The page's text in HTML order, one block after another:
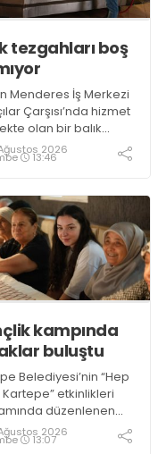
tezgahları boş
Menderes İş Merkezi
Çarşısı’nda hizmet
olan bir balık
işletme
Emrah
taze balık
ifade ederek
tezgahlarda
bulmak mümkün
dedi
2026
13:46
kampında
buluştu
Belediyesi’nin “Hep
etkinlikleri
düzenlenen
ve Gelişim Kampı’na
gençler, Kocaeli
2026
13:07